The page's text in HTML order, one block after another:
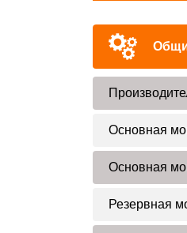
Основная
Основная
Резервная